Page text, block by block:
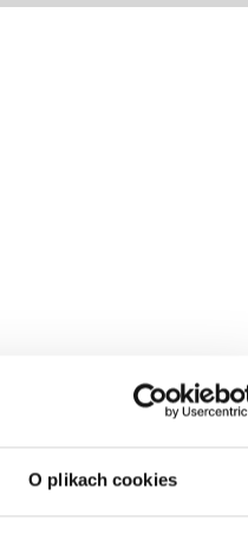
O plikach cookies